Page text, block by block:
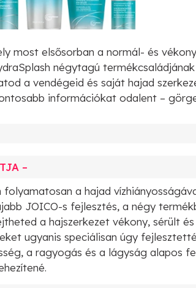
most elsősorban a normál- és
négytagú termékcsaládjának
a vendégeid és saját hajad
információkat odalent –
–
a hajad
JOICO-s fejlesztés, a négy
a hajszerkezet vékony, sérült és
ugyanis speciálisan úgy
a ragyogás és a lágyság alapos